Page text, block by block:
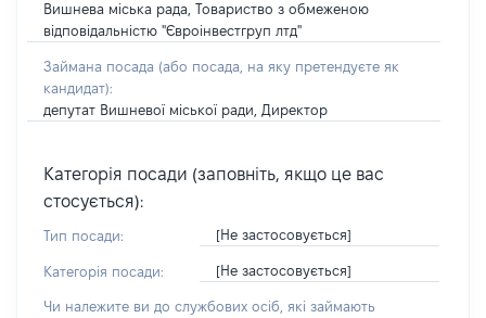
Вишнева міська рада, Товариство з обмеженою
відповідальністю "Євроінвестгруп лтд"
Займана посада (або посада, на яку претендуєте як
кандидат):
депутат Вишневої міської ради, Директор
Категорія посади (заповніть, якщо це вас
стосується):
Тип посади: [Не застосовується]
Категорія посади: [Не застосовується]
Чи належите ви до службових осіб, які займають